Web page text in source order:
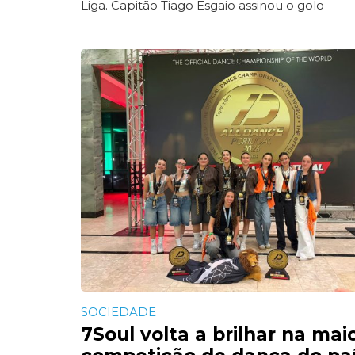
Liga. Capitão Tiago Esgaio assinou o golo
SOCIEDADE
7Soul volta a brilhar na